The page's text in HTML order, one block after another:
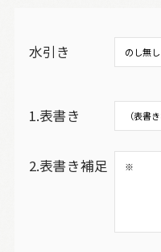
水引き
1.表書き
2.表書き補足